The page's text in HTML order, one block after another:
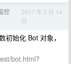
控
2017 年 3 月 14
日
初始化 Bot 对象，
bot.html?